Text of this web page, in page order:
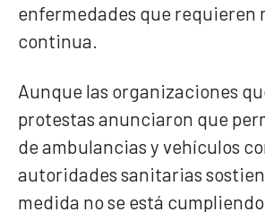
enfermedades que requieren
continua.
Aunque las organizaciones
protestas anunciaron que
de ambulancias y vehículos
autoridades sanitarias
medida no se está